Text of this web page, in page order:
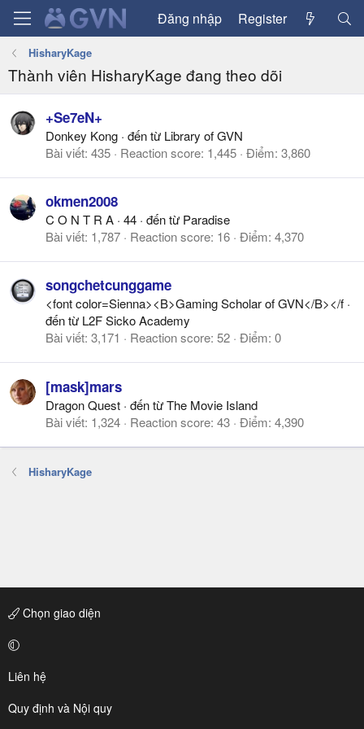
Đăng nhập Register
HisharyKage
Thành viên HisharyKage đang theo dõi
+Se7eN+
Donkey Kong · đến từ Library of GVN
Bài viết 435 Reaction score 1,445 Điểm 3,860
okmen2008
C O N T R A · 44 · đến từ Paradise
Bài viết 1,787 Reaction score 16 Điểm 4,370
songchetcunggame
<font color=Sienna><B>Gaming Scholar of GVN</B></f ·
đến từ L2F Sicko Academy
Bài viết 3,171 Reaction score 52 Điểm 0
[mask]mars
Dragon Quest · đến từThe Movie Island
Bài viết 1,324 Reaction score 43 Điểm 4,390
HisharyKage
Chọn giao diện
Liên hệ
Quy định và Nội quy